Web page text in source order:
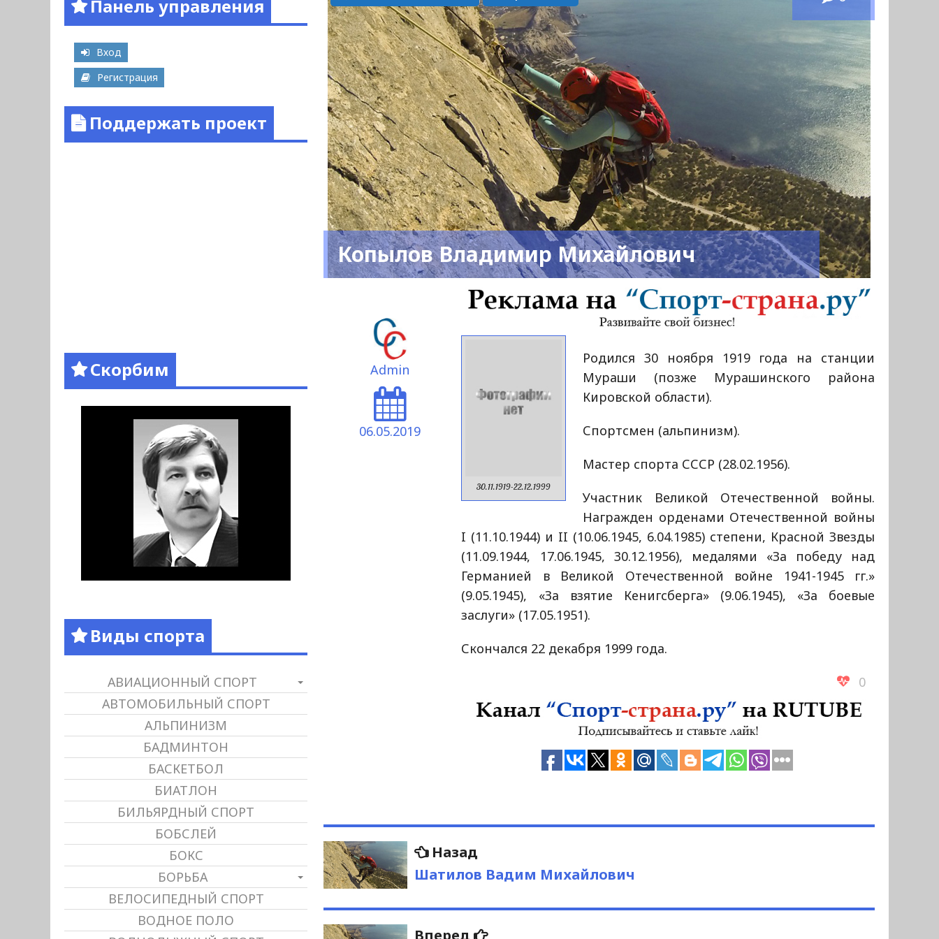
Копылов Владимир Михайлович
Admin
06.05.2019
30.11.1919-22.12.1999
Родился 30 ноября 1919 года на станции
Мураши (позже Мурашинского района
Кировской области).
Спортсмен (альпинизм).
Мастер спорта СССР (28.02.1956).
Участник Великой Отечественной войны.
Награжден орденами Отечественной войны
I (11.10.1944) и II (10.06.1945, 6.04.1985) степени, Красной Звезды
(11.09.1944, 17.06.1945, 30.12.1956), медалями «За победу над
Германией в Великой Отечественной войне 1941-1945 гг.»
(9.05.1945), «За взятие Кенигсберга» (9.06.1945), «За боевые
заслуги» (17.05.1951).
Скончался 22 декабря 1999 года.
0
Навигация
по
записям
Назад
запись:
Шатилов Вадим Михайлович
Вперед
Следующая
Панель управления
Вход
Регистрация
Поддержать проект
Скорбим
Виды спорта
АВИАЦИОННЫЙ СПОРТ
АВТОМОБИЛЬНЫЙ СПОРТ
АЛЬПИНИЗМ
БАДМИНТОН
БАСКЕТБОЛ
БИАТЛОН
БИЛЬЯРДНЫЙ СПОРТ
БОБСЛЕЙ
БОКС
БОРЬБА
ВЕЛОСИПЕДНЫЙ СПОРТ
ВОДНОЕ ПОЛО